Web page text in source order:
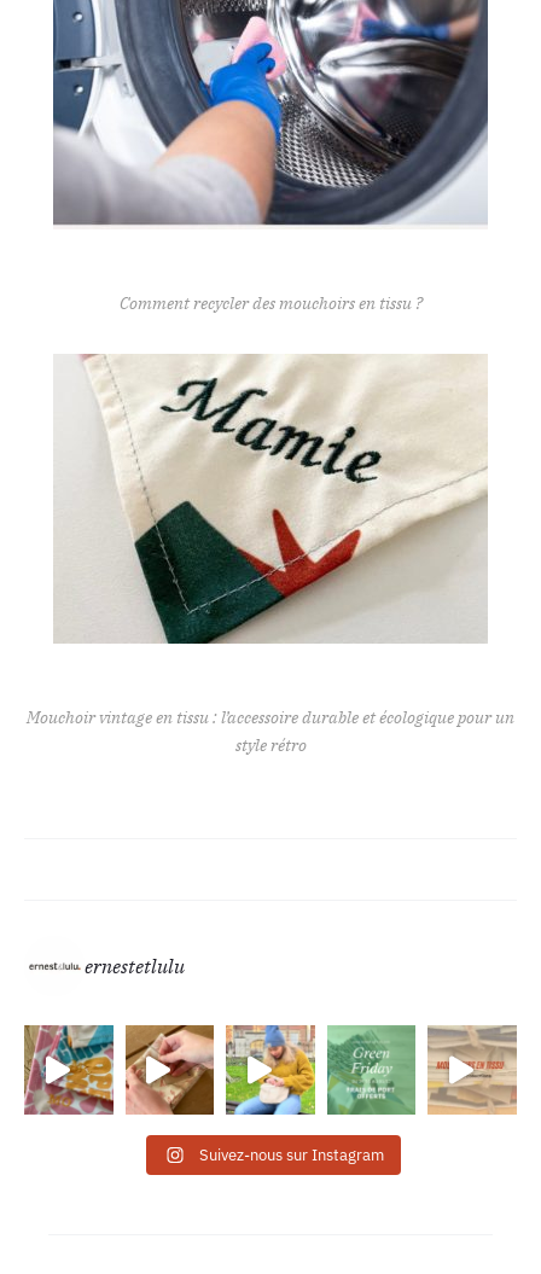
Comment recycler des mouchoirs en tissu ?
Mouchoir vintage en tissu : l’accessoire durable et écologique pour un
style rétro
ernestetlulu
Suivez-nous sur Instagram